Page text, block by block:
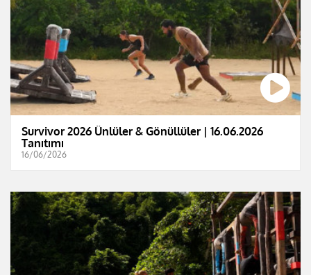
Survivor 2026 Ünlüler & Gönüllüler | 16.06.2026
Tanıtımı
16/06/2026